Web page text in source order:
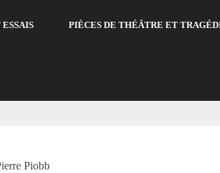
PIÈCES DE THÉÂTRE ET
Piobb